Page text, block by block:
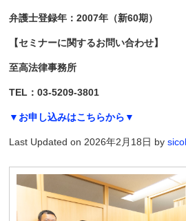
弁護士登録年：2007年（新60期）
【セミナーに関するお問い合わせ】
至高法律事務所
TEL：03-5209-3801
▼お申し込みはこちらから▼
Last Updated on 2026年2月18日 by